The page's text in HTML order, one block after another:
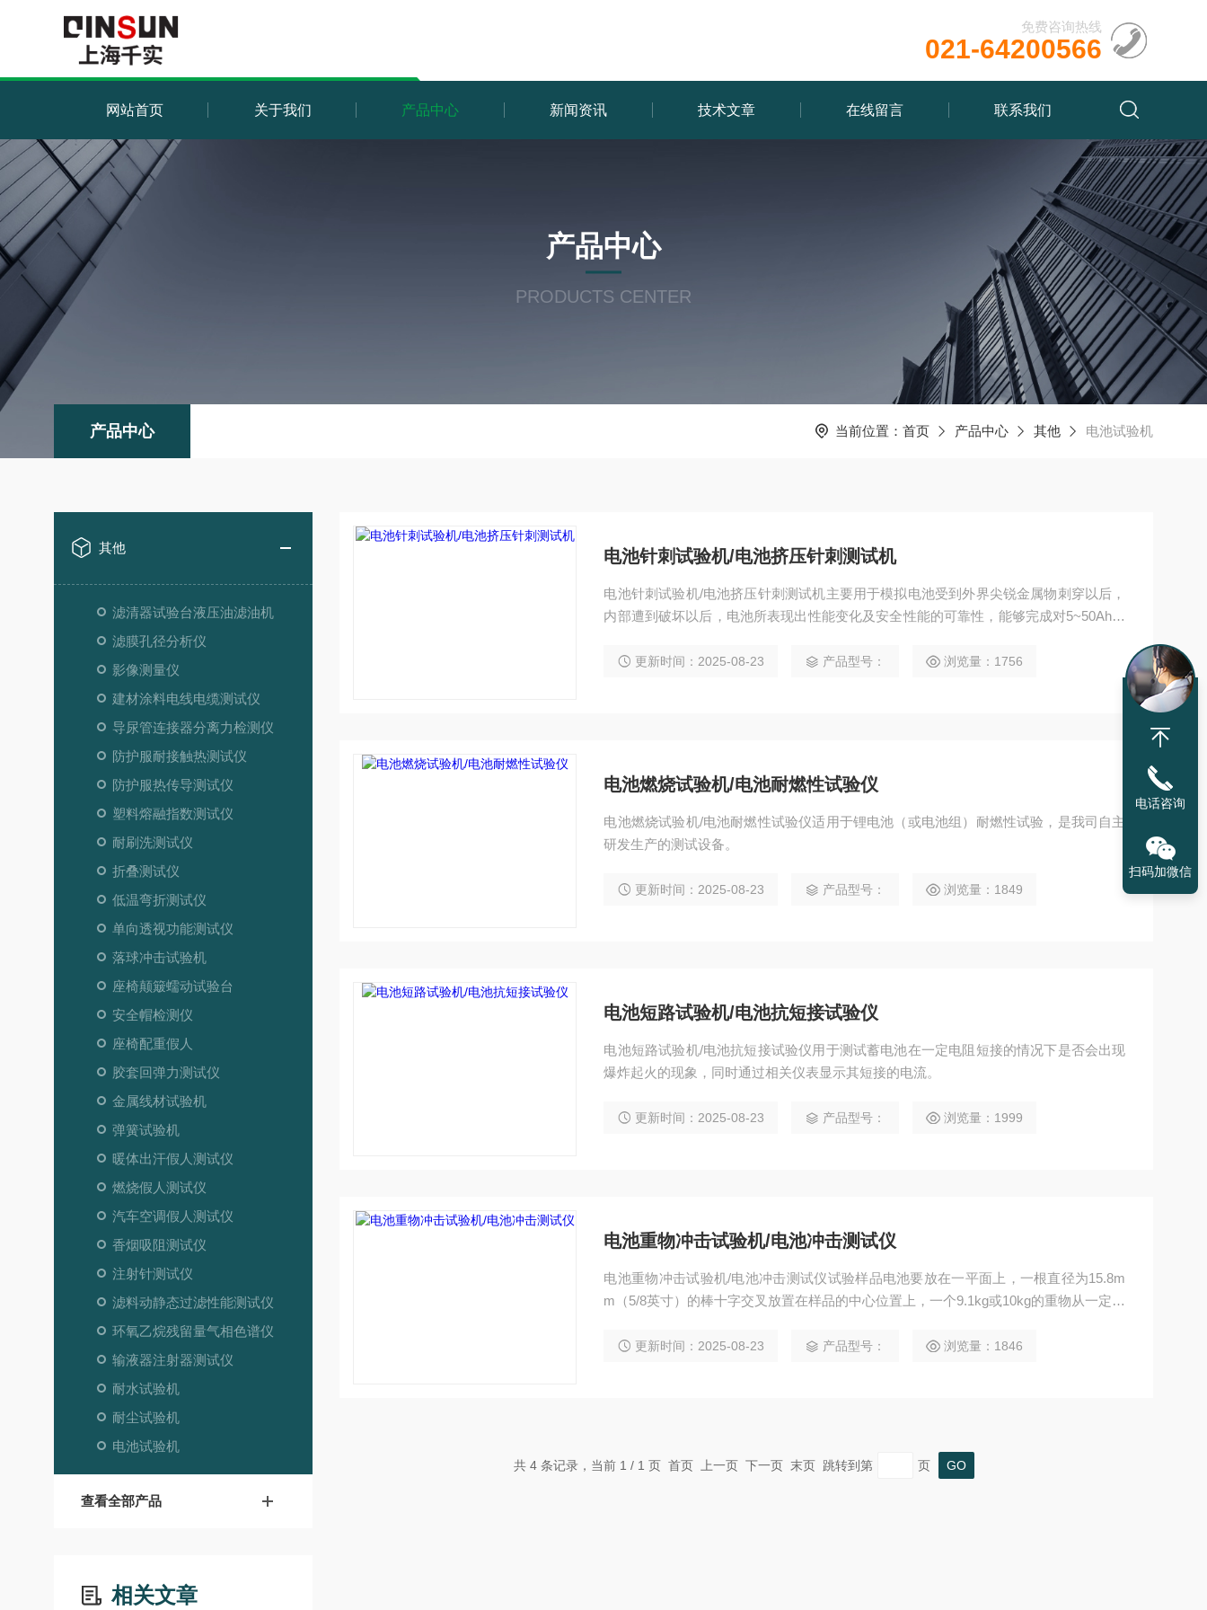
免费咨询热线
021-64200566
网站首页 关于我们 产品中心 新闻资讯 技术文章 在线留言 联系我们
产品中心
PRODUCTS CENTER
产品中心 当前位置： 首页 产品中心 其他 电池试验机
其他
滤清器试验台液压油滤油机
滤膜孔径分析仪
影像测量仪
建材涂料电线电缆测试仪
导尿管连接器分离力检测仪
防护服耐接触热测试仪
防护服热传导测试仪
塑料熔融指数测试仪
耐刷洗测试仪
折叠测试仪
低温弯折测试仪
单向透视功能测试仪
落球冲击试验机
座椅颠簸蠕动试验台
安全帽检测仪
座椅配重假人
胶套回弹力测试仪
金属线材试验机
弹簧试验机
暖体出汗假人测试仪
燃烧假人测试仪
汽车空调假人测试仪
香烟吸阻测试仪
注射针测试仪
滤料动静态过滤性能测试仪
环氧乙烷残留量气相色谱仪
输液器注射器测试仪
耐水试验机
耐尘试验机
电池试验机
查看全部产品
相关文章
电池针刺试验机/电池挤压针刺测试机
电池针刺试验机/电池挤压针刺测试机主要用于模拟电池受到外界尖锐金属物刺穿以后，
内部遭到破坏以后，电池所表现出性能变化及安全性能的可靠性，能够完成对5~50Ah动
更新时间：2025-08-23 产品型号： 浏览量：1756
电池燃烧试验机/电池耐燃性试验仪
电池燃烧试验机/电池耐燃性试验仪适用于锂电池（或电池组）耐燃性试验，是我司自主
研发生产的测试设备。
更新时间：2025-08-23 产品型号： 浏览量：1849
电池短路试验机/电池抗短接试验仪
电池短路试验机/电池抗短接试验仪用于测试蓄电池在一定电阻短接的情况下是否会出现
爆炸起火的现象，同时通过相关仪表显示其短接的电流。
更新时间：2025-08-23 产品型号： 浏览量：1999
电池重物冲击试验机/电池冲击测试仪
电池重物冲击试验机/电池冲击测试仪试验样品电池要放在一平面上，一根直径为15.8m
m（5/8英寸）的棒十字交叉放置在样品的中心位置上，一个9.1kg或10kg的重物从一定高
更新时间：2025-08-23 产品型号： 浏览量：1846
共 4 条记录，当前 1 / 1 页 首页 上一页 下一页 末页 跳转到第 页
电话咨询
扫码加微信